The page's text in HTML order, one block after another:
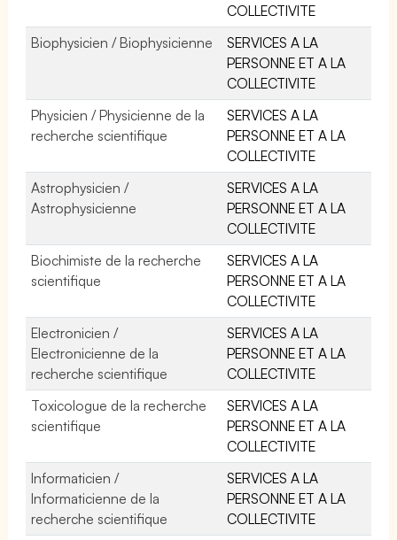
COLLECTIVITE
Biophysicien / Biophysicienne
SERVICES A LA
PERSONNE ET A LA
COLLECTIVITE
Physicien / Physicienne de la
recherche scientifique
SERVICES A LA
PERSONNE ET A LA
COLLECTIVITE
Astrophysicien /
Astrophysicienne
SERVICES A LA
PERSONNE ET A LA
COLLECTIVITE
Biochimiste de la recherche
scientifique
SERVICES A LA
PERSONNE ET A LA
COLLECTIVITE
Electronicien /
Electronicienne de la
recherche scientifique
SERVICES A LA
PERSONNE ET A LA
COLLECTIVITE
Toxicologue de la recherche
scientifique
SERVICES A LA
PERSONNE ET A LA
COLLECTIVITE
Informaticien /
Informaticienne de la
recherche scientifique
SERVICES A LA
PERSONNE ET A LA
COLLECTIVITE